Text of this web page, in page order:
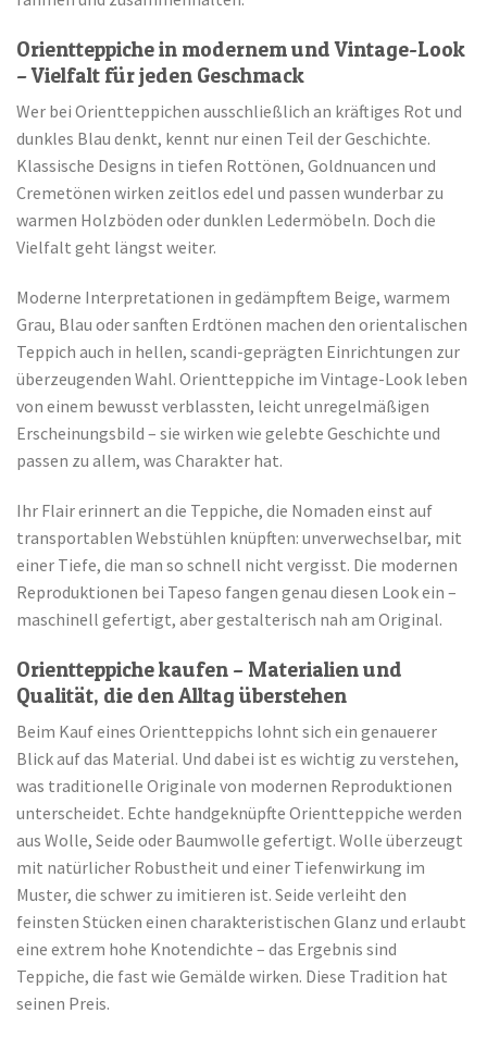
Orientteppiche in modernem und Vintage-Look
– Vielfalt für jeden Geschmack
Wer bei Orientteppichen ausschließlich an kräftiges Rot und
dunkles Blau denkt, kennt nur einen Teil der Geschichte.
Klassische Designs in tiefen Rottönen, Goldnuancen und
Cremetönen wirken zeitlos edel und passen wunderbar zu
warmen Holzböden oder dunklen Ledermöbeln. Doch die
Vielfalt geht längst weiter.
Moderne Interpretationen in gedämpftem Beige, warmem
Grau, Blau oder sanften Erdtönen machen den orientalischen
Teppich auch in hellen, scandi-geprägten Einrichtungen zur
überzeugenden Wahl. Orientteppiche im Vintage-Look leben
von einem bewusst verblassten, leicht unregelmäßigen
Erscheinungsbild – sie wirken wie gelebte Geschichte und
passen zu allem, was Charakter hat.
Ihr Flair erinnert an die Teppiche, die Nomaden einst auf
transportablen Webstühlen knüpften: unverwechselbar, mit
einer Tiefe, die man so schnell nicht vergisst. Die modernen
Reproduktionen bei Tapeso fangen genau diesen Look ein –
maschinell gefertigt, aber gestalterisch nah am Original.
Orientteppiche kaufen – Materialien und
Qualität, die den Alltag überstehen
Beim Kauf eines Orientteppichs lohnt sich ein genauerer
Blick auf das Material. Und dabei ist es wichtig zu verstehen,
was traditionelle Originale von modernen Reproduktionen
unterscheidet. Echte handgeknüpfte Orientteppiche werden
aus Wolle, Seide oder Baumwolle gefertigt. Wolle überzeugt
mit natürlicher Robustheit und einer Tiefenwirkung im
Muster, die schwer zu imitieren ist. Seide verleiht den
feinsten Stücken einen charakteristischen Glanz und erlaubt
eine extrem hohe Knotendichte – das Ergebnis sind
Teppiche, die fast wie Gemälde wirken. Diese Tradition hat
seinen Preis.